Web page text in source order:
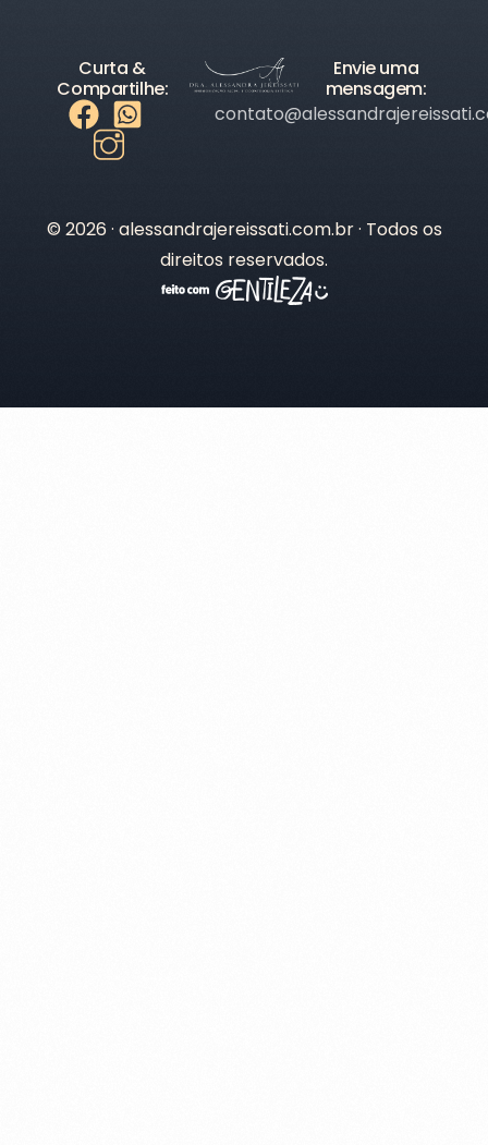
Curta &
Compartilhe:
Envie uma
mensagem:
© 2026 · alessandrajereissati.com.br · Todos os
direitos reservados.